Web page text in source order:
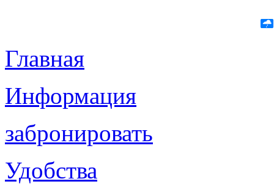
Главная
Информация
забронировать
Удобства